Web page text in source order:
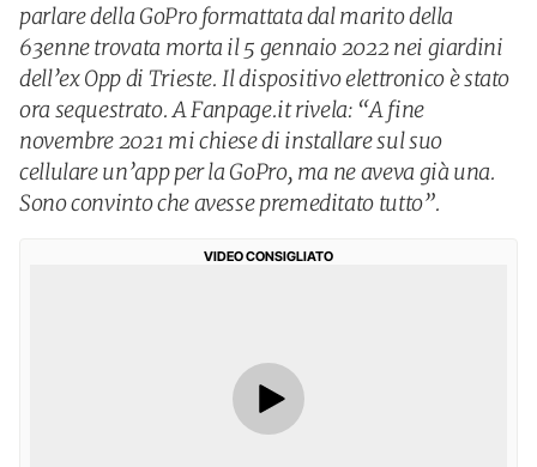
parlare della GoPro formattata dal marito della
63enne trovata morta il 5 gennaio 2022 nei giardini
dell’ex Opp di Trieste. Il dispositivo elettronico è stato
ora sequestrato. A Fanpage.it rivela: “A fine
novembre 2021 mi chiese di installare sul suo
cellulare un’app per la GoPro, ma ne aveva già una.
Sono convinto che avesse premeditato tutto”.
VIDEO CONSIGLIATO